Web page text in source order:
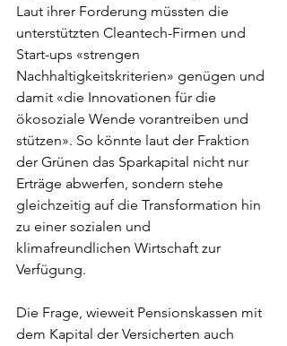
Laut ihrer Forderung müssten die
unterstützten Cleantech-Firmen und
Start-ups «strengen
Nachhaltigkeitskriterien» genügen und
damit «die Innovationen für die
ökosoziale Wende vorantreiben und
stützen». So könnte laut der Fraktion
der Grünen das Sparkapital nicht nur
Erträge abwerfen, sondern stehe
gleichzeitig auf die Transformation hin
zu einer sozialen und
klimafreundlichen Wirtschaft zur
Verfügung.
Die Frage, wieweit Pensionskassen mit
dem Kapital der Versicherten auch